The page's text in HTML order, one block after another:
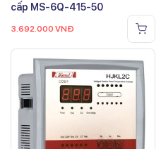
cấp MS-6Q-415-50
3.692.000 VNĐ